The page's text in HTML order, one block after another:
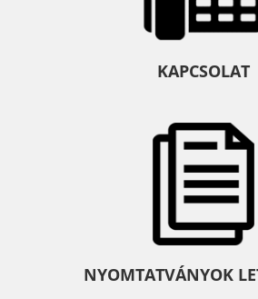
KAPCSOLAT
NYOMTATVÁNYOK